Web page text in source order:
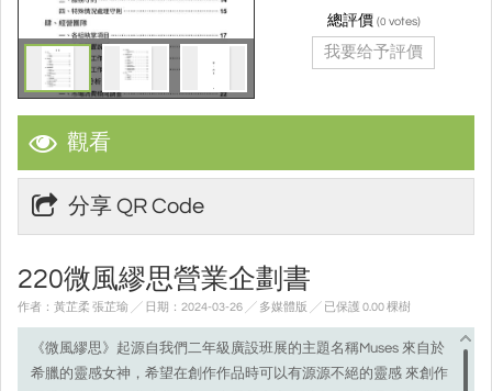
觀看
分享 QR Code
220微風繆思營業企劃書
作者：黃芷柔 張芷瑜 ╱ 日期：2024-03-26 ╱ 多媒體版 ╱ 已保護 0.00 棵樹
《微⾵繆思》起源⾃我們⼆年級廣設班展的主題名稱Muses 來⾃於
希臘的靈感⼥神，希望在創作作品時可以有源源不絕的靈感 來創作
總評價 (0 votes)
我要给予評價